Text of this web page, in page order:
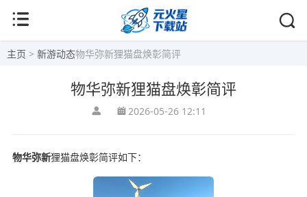
主页 > 新游动态物华弥新狸猫盘焕彰简评
物华弥新狸猫盘焕彰简评
2026-05-26 12:11
物华弥新狸猫盘焕彰简评如下：